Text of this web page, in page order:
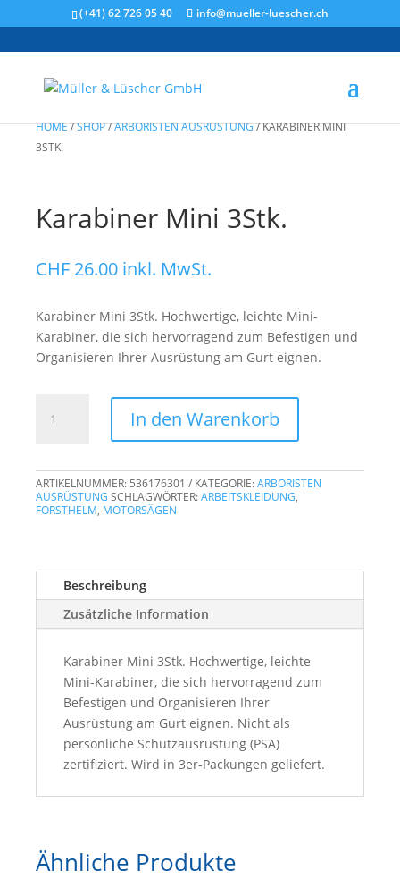
(+41) 62 726 05 40 info@mueller-luescher.ch
HOME/SHOP/ARBORISTEN AUSRÜSTUNG/KARABINER MINI
3STK.
Karabiner Mini 3Stk.
CHF 26.00 inkl. MwSt.
Karabiner Mini 3Stk. Hochwertige, leichte Mini-
Karabiner, die sich hervorragend zum Befestigen und
Organisieren Ihrer Ausrüstung am Gurt eignen.
Mini
In den Warenkorb
ARTIKELNUMMER: 536176301 KATEGORIE:ARBORISTEN
AUSRÜSTUNG SCHLAGWÖRTER:ARBEITSKLEIDUNG,
FORSTHELM, MOTORSÄGEN
Beschreibung
Zusätzliche Information
Karabiner Mini 3Stk. Hochwertige, leichte
Mini-Karabiner, die sich hervorragend zum
Befestigen und Organisieren Ihrer
Ausrüstung am Gurt eignen. Nicht als
persönliche Schutzausrüstung (PSA)
zertifiziert. Wird in 3er-Packungen geliefert.
Ähnliche Produkte